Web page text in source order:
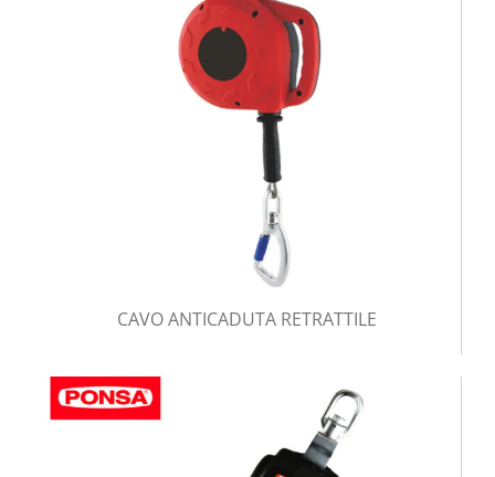
CAVO ANTICADUTA RETRATTILE